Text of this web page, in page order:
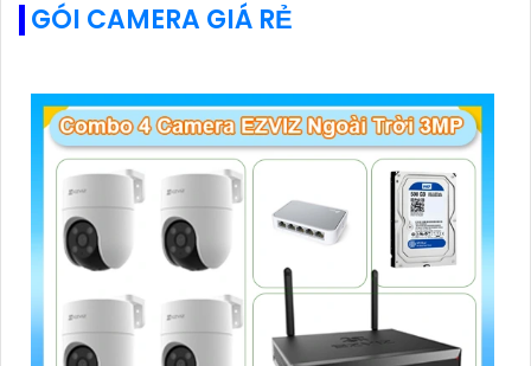
GÓI CAMERA GIÁ RẺ